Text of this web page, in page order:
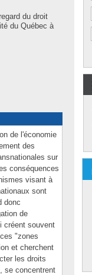
du droit
du Québec à
de l'économie
des
sur
conséquences
visant à
sont
donc
de
créent souvent
"zones
et cherchent
les droits
se concentrent